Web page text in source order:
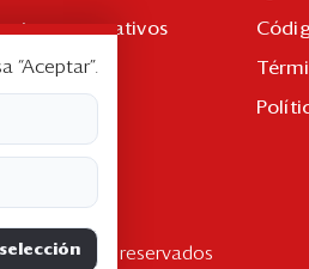
corporativos
Impresa
derechos reservados
“Aceptar”.